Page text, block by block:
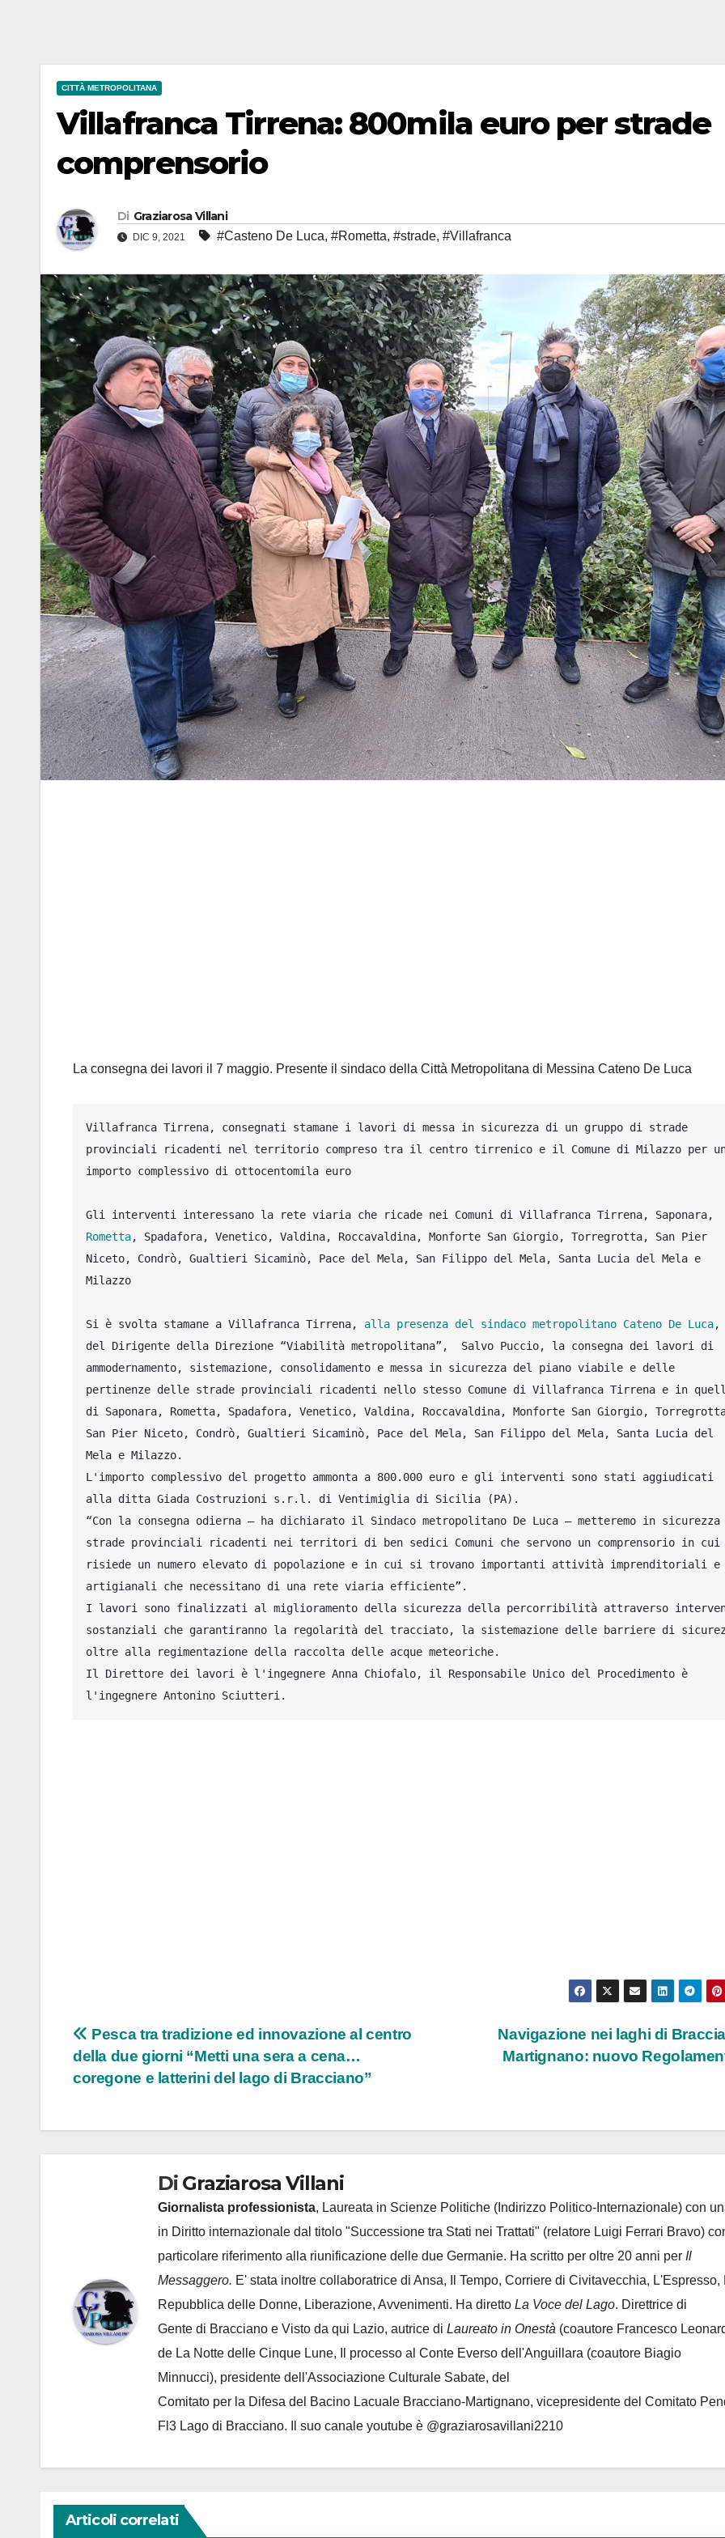
CITTÀ METROPOLITANA
Villafranca Tirrena: 800mila euro per strade
comprensorio
Di Graziarosa Villani
DIC 9, 2021 #Casteno De Luca, #Rometta, #strade, #Villafranca
La consegna dei lavori il 7 maggio. Presente il sindaco della Città Metropolitana di Messina Cateno De Luca
Villafranca Tirrena, consegnati stamane i lavori di messa in sicurezza di un gruppo di strade
provinciali ricadenti nel territorio compreso tra il centro tirrenico e il Comune di Milazzo per
importo complessivo di ottocentomila euro
Rometta, Spadafora, Venetico, Valdina, Roccavaldina, Monforte San Giorgio, Torregrotta, San Pier
Niceto, Condrò, Gualtieri Sicaminò, Pace del Mela, San Filippo del Mela, Santa Lucia del Mela e
Milazzo
Si è svolta stamane a Villafranca Tirrena, alla presenza del sindaco metropolitano Cateno De Luca,
del Dirigente della Direzione “Viabilità metropolitana”,  Salvo Puccio, la consegna dei lavori di
ammodernamento, sistemazione, consolidamento e messa in sicurezza del piano viabile e delle
pertinenze delle strade provinciali ricadenti nello stesso Comune di Villafranca Tirrena e in
di Saponara, Rometta, Spadafora, Venetico, Valdina, Roccavaldina, Monforte San Giorgio,
San Pier Niceto, Condrò, Gualtieri Sicaminò, Pace del Mela, San Filippo del Mela, Santa Lucia del
Mela e Milazzo.
L'importo complessivo del progetto ammonta a 800.000 euro e gli interventi sono stati aggiudicati
alla ditta Giada Costruzioni s.r.l. di Ventimiglia di Sicilia (PA).
“Con la consegna odierna – ha dichiarato il Sindaco metropolitano De Luca – metteremo in
strade provinciali ricadenti nei territori di ben sedici Comuni che servono un comprensorio in cui
risiede un numero elevato di popolazione e in cui si trovano importanti attività imprenditoriali e
artigianali che necessitano di una rete viaria efficiente”.
I lavori sono finalizzati al miglioramento della sicurezza della percorribilità attraverso
sostanziali che garantiranno la regolarità del tracciato, la sistemazione delle barriere di
oltre alla regimentazione della raccolta delle acque meteoriche.
Il Direttore dei lavori è l'ingegnere Anna Chiofalo, il Responsabile Unico del Procedimento è
l'ingegnere Antonino Sciutteri.
Navigazione
articoli
Navigazione nei laghi di
Martignano: nuovo
Pesca tra tradizione ed innovazione al centro
della due giorni “Metti una sera a cena…
coregone e latterini del lago di Bracciano”
Di Graziarosa Villani
Giornalista professionista, Laureata in Scienze Politiche (Indirizzo Politico-Internazionale) con
in Diritto internazionale dal titolo "Successione tra Stati nei Trattati" (relatore Luigi Ferrari Bravo)
particolare riferimento alla riunificazione delle due Germanie. Ha scritto per oltre 20 anni per Il
Messaggero. E' stata inoltre collaboratrice di Ansa, Il Tempo, Corriere di Civitavecchia, L'Espresso,
Repubblica delle Donne, Liberazione, Avvenimenti. Ha diretto La Voce del Lago. Direttrice di
Gente di Bracciano e Visto da qui Lazio, autrice di Laureato in Onestà (coautore Francesco
de La Notte delle Cinque Lune, Il processo al Conte Everso dell'Anguillara (coautore Biagio
Minnucci), presidente dell'Associazione Culturale Sabate, del
Comitato per la Difesa del Bacino Lacuale Bracciano-Martignano, vicepresidente del Comitato
Fl3 Lago di Bracciano. Il suo canale youtube è @graziarosavillani2210
Articoli correlati